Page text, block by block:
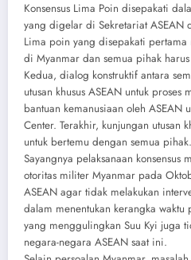
Konsensus Lima Poin disepakati
yang digelar di Sekretariat
Lima poin yang disepakati
di Myanmar dan semua pihak
Kedua, dialog konstruktif antara
utusan khusus ASEAN untuk
bantuan kemanusiaan oleh ASEAN
Center. Terakhir, kunjungan utusan
untuk bertemu dengan semua pihak.
Sayangnya pelaksanaan konsensus
otoritas militer Myanmar pada
ASEAN agar tidak melakukan
dalam menentukan kerangka
yang menggulingkan Suu Kyi juga
negara-negara ASEAN saat ini.